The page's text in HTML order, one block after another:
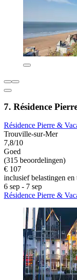
7. Résidence
Résidence Pierre &
Trouville-sur-Mer
7,8/10
Goed
(315 beoordelingen)
€ 107
inclusief belastingen en
6 sep - 7 sep
Résidence Pierre &